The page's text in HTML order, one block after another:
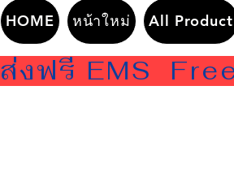
HOME หน้าใหม่ All Product
ส่งฟรี EMS